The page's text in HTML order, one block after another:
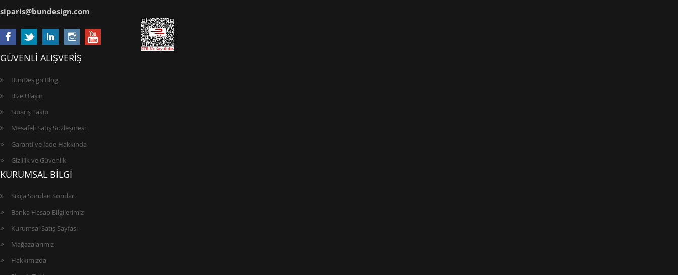
siparis@bundesign.com
GÜVENLİ ALIŞVERİŞ
BunDesign Blog
Bize Ulaşın
Sipariş Takip
Mesafeli Satış Sözleşmesi
Garanti ve İade Hakkında
Gizlilik ve Güvenlik
KURUMSAL BİLGİ
Sıkça Sorulan Sorular
Banka Hesap Bilgilerimiz
Kurumsal Satış Sayfası
Mağazalarımız
Hakkımızda